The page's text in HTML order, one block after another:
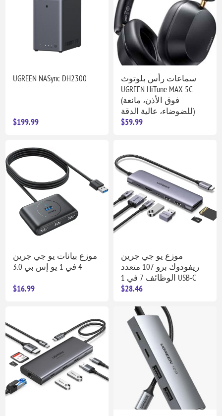
UGREEN NASync DH2300
$199.99
سماعات رأس بلوتوث
UGREEN HiTune MAX 5C
(فوق الأذن، مانعة
للضوضاء، عالية الدقة)
$59.99
موزع بيانات يو جي جرين
4 في 1 يو إس بي 3.0
$16.99
موزع يو جي جرين
ريفودوك برو 107 متعدد
الوظائف 7 في 1 USB-C
$28.46